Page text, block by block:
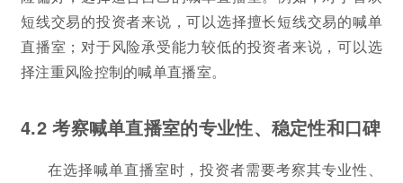
短线交易的投资者来说，可以选择擅长短线交易的喊单
直播室；对于风险承受能力较低的投资者来说，可以选
择注重风险控制的喊单直播室。
4.2 考察喊单直播室的专业性、稳定性和口碑
在选择喊单直播室时，投资者需要考察其专业性、